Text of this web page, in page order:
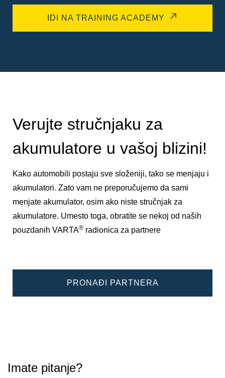
IDI NA TRAINING ACADEMY
Verujte stručnjaku za
akumulatore u vašoj blizini!
Kako automobili postaju sve složeniji, tako se menjaju i
akumulatori. Zato vam ne preporučujemo da sami
menjate akumulator, osim ako niste stručnjak za
akumulatore. Umesto toga, obratite se nekoj od naših
pouzdanih VARTA® radionica za partnere
PRONAĐI PARTNERA
Imate pitanje?